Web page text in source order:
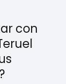
con